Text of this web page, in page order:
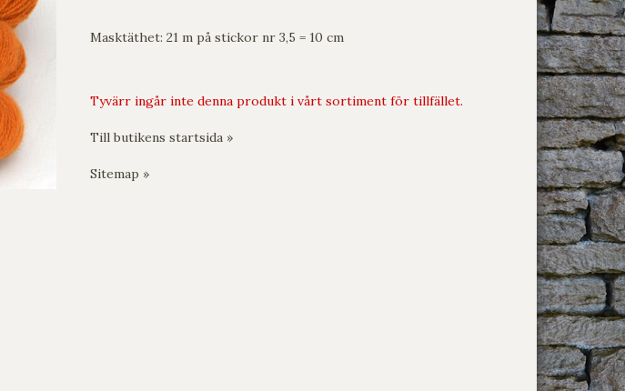
Masktäthet: 21 m på stickor nr 3,5 = 10 cm
Tyvärr ingår inte denna produkt i vårt sortiment för tillfället.
Till butikens startsida »
Sitemap »